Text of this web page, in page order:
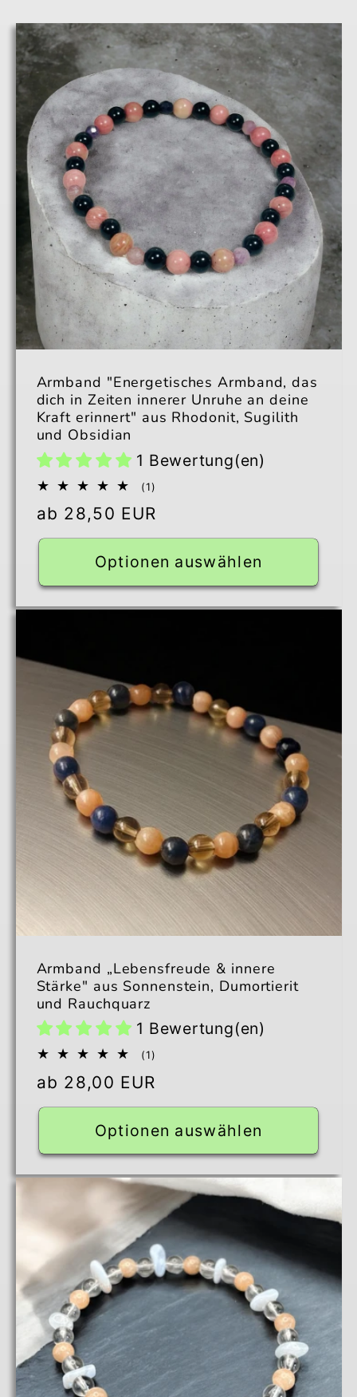
Armband "Energetisches Armband, das
dich in Zeiten innerer Unruhe an deine
Kraft erinnert" aus Rhodonit, Sugilith
und Obsidian
1 Bewertung(en)
(1)
Normaler
Preis
ab 28,50 EUR
Optionen auswählen
Armband „Lebensfreude & innere
Stärke" aus Sonnenstein, Dumortierit
und Rauchquarz
1 Bewertung(en)
(1)
Normaler
Preis
ab 28,00 EUR
Optionen auswählen